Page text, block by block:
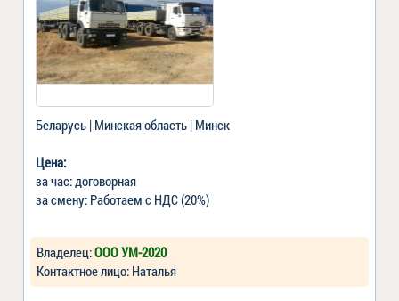
Беларусь | Минская область | Минск
Цена:
за час: договорная
за смену: Работаем с НДС (20%)
Владелец:ООО УМ-2020
Контактное лицо: Наталья